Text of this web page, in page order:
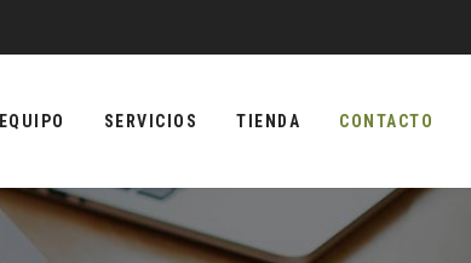
SERVICIOS TIENDA CONTACTO